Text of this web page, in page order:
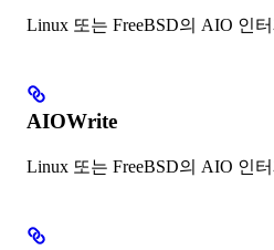
Linux 또는 FreeBSD의 AIO 인
AIOWrite
Linux 또는 FreeBSD의 AIO 인